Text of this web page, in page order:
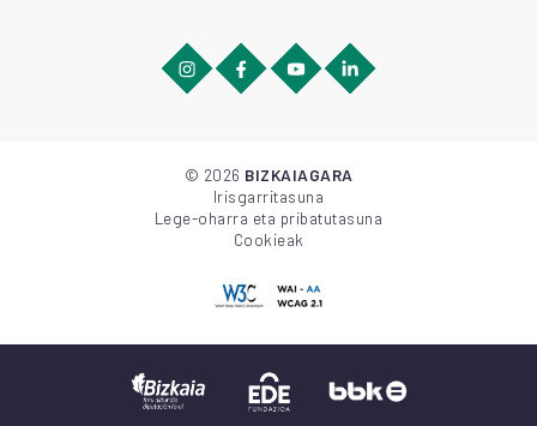
© 2026 BIZKAIAGARA
Irisgarritasuna
Lege-oharra eta pribatutasuna
Cookieak